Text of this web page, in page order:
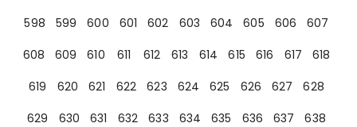
598
599 600 601 602 603 604 605 606
607
608
609 610 611 612 613 614 615 616 617
618
619
620 621 622 623 624 625 626 627
628
629
630 631 632 633 634 635 636 637
638